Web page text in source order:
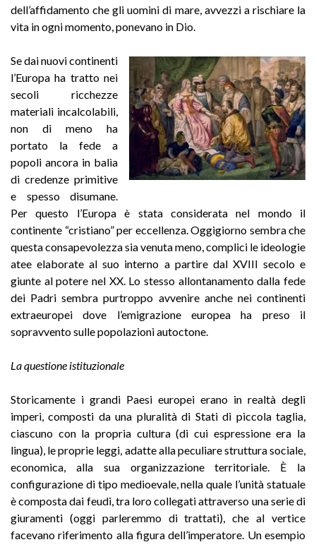
dell’affidamento che gli uomini di mare, avvezzi a rischiare la
vita in ogni momento, ponevano in Dio.
Se dai nuovi continenti
l’Europa ha tratto nei
secoli ricchezze
materiali incalcolabili,
non di meno ha
portato la fede a
popoli ancora in balìa
di credenze primitive
e spesso disumane.
Per questo l’Europa è stata considerata nel mondo il
continente “cristiano” per eccellenza. Oggigiorno sembra che
questa consapevolezza sia venuta meno, complici le ideologie
atee elaborate al suo interno a partire dal XVIII secolo e
giunte al potere nel XX. Lo stesso allontanamento dalla fede
dei Padri sembra purtroppo avvenire anche nei continenti
extraeuropei dove l’emigrazione europea ha preso il
sopravvento sulle popolazioni autoctone.
La questione istituzionale
Storicamente i grandi Paesi europei erano in realtà degli
imperi, composti da una pluralità di Stati di piccola taglia,
ciascuno con la propria cultura (di cui espressione era la
lingua), le proprie leggi, adatte alla peculiare struttura sociale,
economica, alla sua organizzazione territoriale. È la
configurazione di tipo medioevale, nella quale l’unità statuale
è composta dai feudi, tra loro collegati attraverso una serie di
giuramenti (oggi parleremmo di trattati), che al vertice
facevano riferimento alla figura dell’imperatore. Un esempio